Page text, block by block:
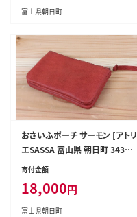
富山県朝日町
おさいふポーチ サーモン [アトリ
エSASSA 富山県 朝日町 34310
065]
寄付金額
18,000円
富山県朝日町